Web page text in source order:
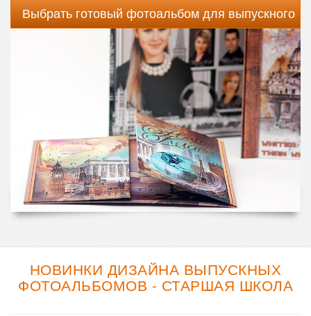
Выбрать готовый фотоальбом для выпускного
НОВИНКИ ДИЗАЙНА ВЫПУСКНЫХ
ФОТОАЛЬБОМОВ - СТАРШАЯ ШКОЛА